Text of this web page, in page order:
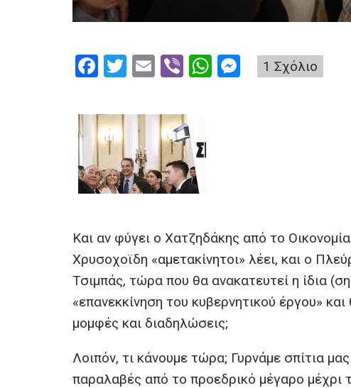
1 Σχόλιο
F
ce
b
o
o
k
T
tt
er
E
ail
Vi
er
W
Και αν φύγει ο Χατζηδάκης από το
Χρυσοχοϊδη «αμετακίνητοι» λέει, και ο
Τσιμπάς, τώρα που θα ανακατευτεί η ίδια
«επανεκκίνηση του κυβερνητικού έργου»
μομφές και διαδηλώσεις;
Λοιπόν, τι κάνουμε τώρα; Γυρνάμε σπίτια
παραλαβές από το προεδρικό μέγαρο μέχρι